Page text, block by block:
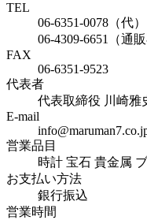
TEL
06-6351-0078（代）
06-4309-6651（通販
FAX
06-6351-9523
代表者
代表取締役 川崎雅
E-mail
営業品目
時計 宝石 貴金属
お支払い方法
銀行振込
営業時間